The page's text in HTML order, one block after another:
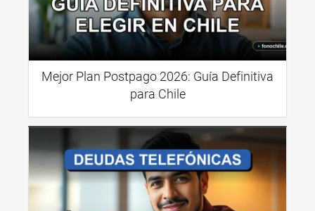
Mejor Plan Postpago 2026: Guía Definitiva
para Chile